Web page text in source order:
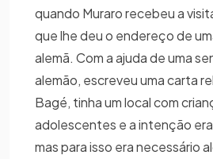
quando Muraro recebeu a
que lhe deu o endereço de
alemã. Com a ajuda de uma
alemão, escreveu uma carta
Bagé, tinha um local com
adolescentes e a intenção
mas para isso era necessário